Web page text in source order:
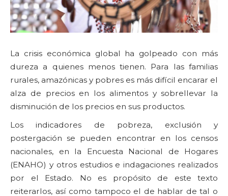
La crisis económica global ha golpeado con más
dureza a quienes menos tienen. Para las familias
rurales, amazónicas y pobres es más difícil encarar el
alza de precios en los alimentos y sobrellevar la
disminución de los precios en sus productos.
Los indicadores de pobreza, exclusión y
postergación se pueden encontrar en los censos
nacionales, en la Encuesta Nacional de Hogares
(ENAHO) y otros estudios e indagaciones realizados
por el Estado. No es propósito de este texto
reiterarlos, así como tampoco el de hablar de tal o